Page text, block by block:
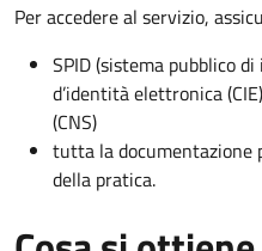
Per accedere al servizio,
SPID (sistema pubblico
d’identità elettronica
(CNS)
tutta la documentazione
della pratica.